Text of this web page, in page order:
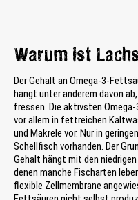
Warum ist
Der Gehalt an Omega-3-
hängt unter anderem davon
fressen. Die aktivsten
vor allem in fettreichen
und Makrele vor. Nur in
Schellfisch vorhanden. Der
Gehalt hängt mit den
denen manche Fischarten
flexible Zellmembrane